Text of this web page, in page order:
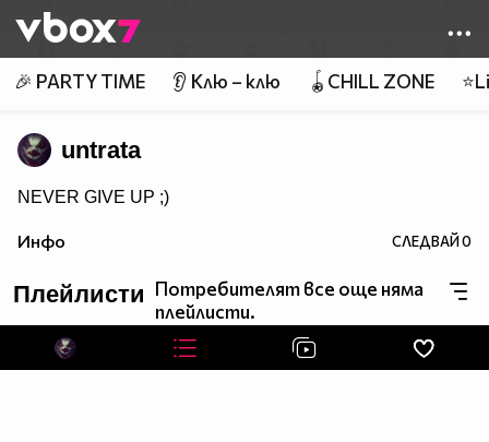
👾
🎉 PARTY TIME 👂 Клю – клю 🪀CHILL ZONE
untrata
NEVER GIVE UP ;)
Инфо СЛЕДВАЙ0
Плейлисти Потребителят все още няма
плейлисти.